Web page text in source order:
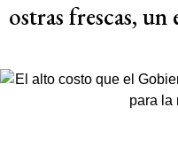
ostras frescas,